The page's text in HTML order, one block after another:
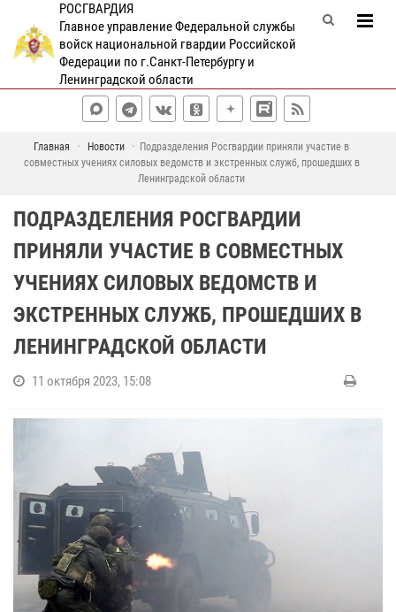
РОСГВАРДИЯ
Главное управление Федеральной службы
войск национальной гвардии Российской
Федерации по г.Санкт-Петербургу и
Ленинградской области
Главная Новости
Подразделения Росгвардии приняли участие в
совместных учениях силовых ведомств и экстренных служб, прошедших в
Ленинградской области
ПОДРАЗДЕЛЕНИЯ РОСГВАРДИИ
ПРИНЯЛИ УЧАСТИЕ В СОВМЕСТНЫХ
УЧЕНИЯХ СИЛОВЫХ ВЕДОМСТВ И
ЭКСТРЕННЫХ СЛУЖБ, ПРОШЕДШИХ В
ЛЕНИНГРАДСКОЙ ОБЛАСТИ
11 октября 2023, 15:08